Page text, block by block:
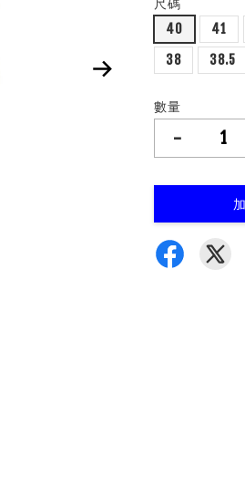
尺碼
40
41
38
38.5
數量
-